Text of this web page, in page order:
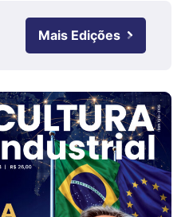
Mais Edições